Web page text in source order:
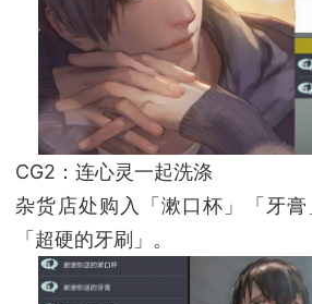
CG2：连心灵一起洗涤
杂货店处购入「漱口杯」「牙膏
「超硬的牙刷」。